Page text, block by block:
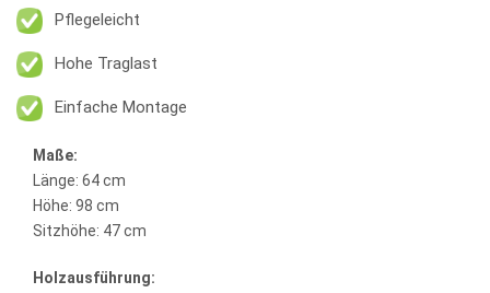
Pflegeleicht
Hohe Traglast
Einfache Montage
Maße:
Länge: 64 cm
Höhe: 98 cm
Sitzhöhe: 47 cm
Holzausführung: